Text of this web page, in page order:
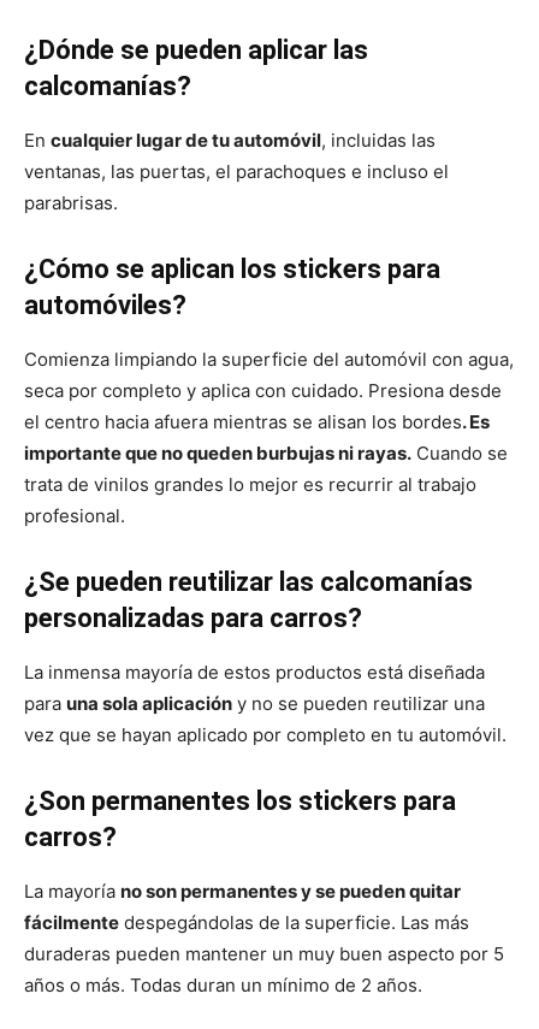
¿Dónde se pueden aplicar las
calcomanías?
En cualquier lugar de tu automóvil, incluidas las
ventanas, las puertas, el parachoques e incluso el
parabrisas.
¿Cómo se aplican los stickers para
automóviles?
Comienza limpiando la superficie del automóvil con agua,
seca por completo y aplica con cuidado. Presiona desde
el centro hacia afuera mientras se alisan los bordes. Es
importante que no queden burbujas ni rayas. Cuando se
trata de vinilos grandes lo mejor es recurrir al trabajo
profesional.
¿Se pueden reutilizar las calcomanías
personalizadas para carros?
La inmensa mayoría de estos productos está diseñada
para una sola aplicación y no se pueden reutilizar una
vez que se hayan aplicado por completo en tu automóvil.
¿Son permanentes los stickers para
carros?
La mayoría no son permanentes y se pueden quitar
fácilmente despegándolas de la superficie. Las más
duraderas pueden mantener un muy buen aspecto por 5
años o más. Todas duran un mínimo de 2 años.